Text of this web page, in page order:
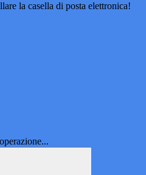
la casella di posta elettronica!